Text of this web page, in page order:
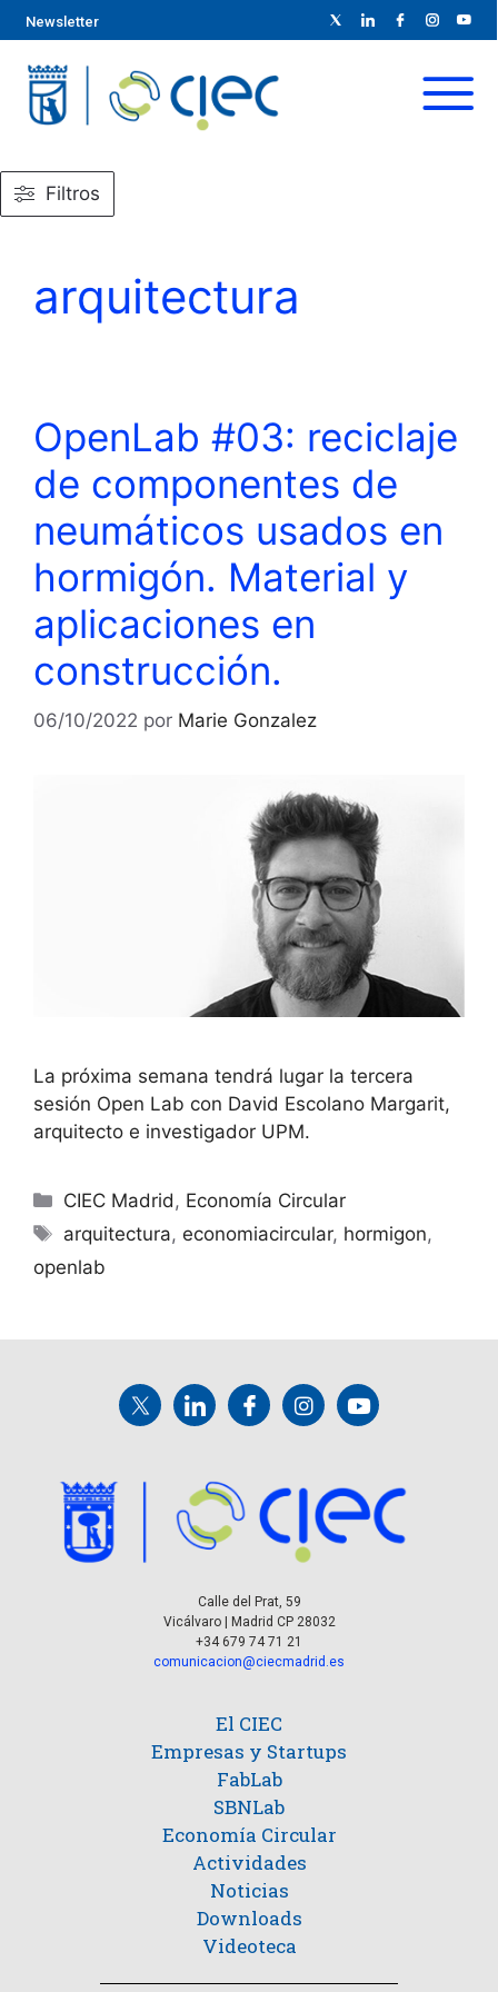
Newsletter
Filtros
arquitectura
OpenLab #03: reciclaje
de componentes de
neumáticos usados en
hormigón. Material y
aplicaciones en
construcción.
06/10/2022 por Marie Gonzalez
La próxima semana tendrá lugar la tercera
sesión Open Lab con David Escolano Margarit,
arquitecto e investigador UPM.
CIEC Madrid, Economía Circular
arquitectura, economiacircular, hormigon,
openlab
Calle del Prat, 59
Vicálvaro | Madrid CP 28032
+34 679 74 71 21
comunicacion@ciecmadrid.es
El CIEC
Empresas y Startups
FabLab
SBNLab
Economía Circular
Actividades
Noticias
Downloads
Videoteca